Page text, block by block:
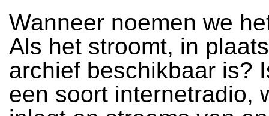
Wanneer noemen we
Als het stroomt, in
archief beschikbaar is?
een soort internetradio,